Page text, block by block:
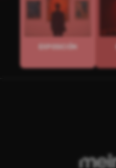
EXPOSICIÓN